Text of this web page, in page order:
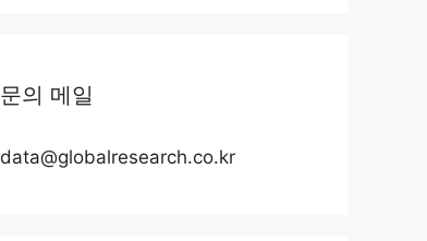
문의 메일
data@globalresearch.co.kr